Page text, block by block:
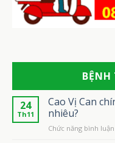
BỆNH
24
Th11
Cao Vị Can
nhiêu?
Chức năng bình